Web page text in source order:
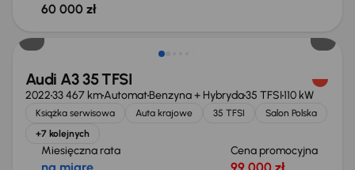
60 000 zł
Świeżo skupione
Audi A3 35 TFSI
202233 467 kmAutomatBenzyna + Hybryda35 TFSI110 kW
Książka serwisowa Auta krajowe 35 TFSI
Salon Polska
+7 kolejnych
Miesięczna rata Cena promocyjna